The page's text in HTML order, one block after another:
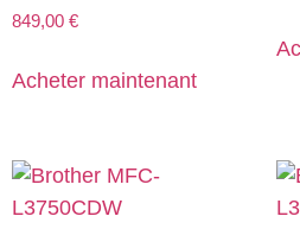
849,00 €
Acheter maintenant